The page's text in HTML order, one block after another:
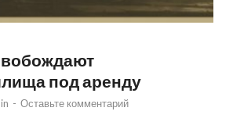
под аренду
- Оставьте комментарий